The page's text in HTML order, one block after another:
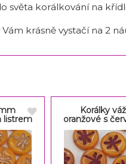
světa korálkování na
Vám krásně vystačí na 2
listrem
Korálky
oranžové s